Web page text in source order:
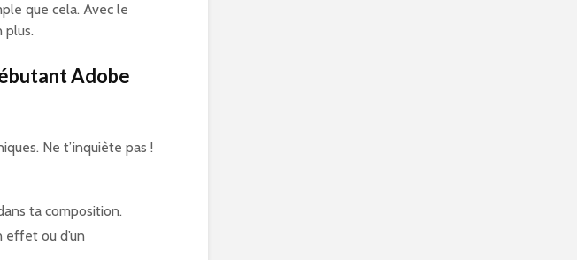
que cela. Avec le
plus.
Adobe
Ne t’inquiète pas !
ta composition.
effet ou d’un